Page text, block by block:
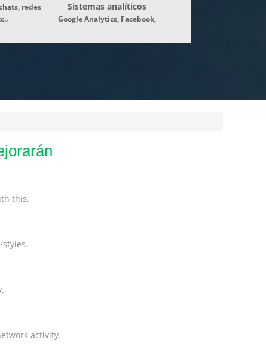
redes
Sistemas analíticos
Google Analytics, Facebook,
this.
activity.